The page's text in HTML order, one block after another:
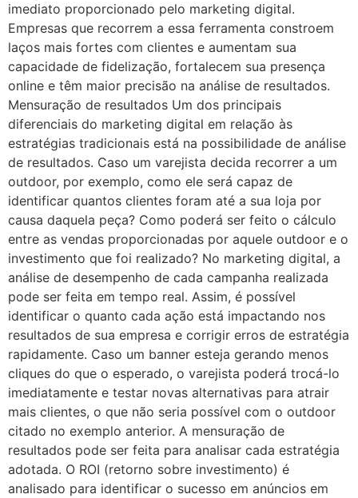
imediato proporcionado pelo marketing digital.
Empresas que recorrem a essa ferramenta constroem
laços mais fortes com clientes e aumentam sua
capacidade de fidelização, fortalecem sua presença
online e têm maior precisão na análise de resultados.
Mensuração de resultados Um dos principais
diferenciais do marketing digital em relação às
estratégias tradicionais está na possibilidade de análise
de resultados. Caso um varejista decida recorrer a um
outdoor, por exemplo, como ele será capaz de
identificar quantos clientes foram até a sua loja por
causa daquela peça? Como poderá ser feito o cálculo
entre as vendas proporcionadas por aquele outdoor e o
investimento que foi realizado? No marketing digital, a
análise de desempenho de cada campanha realizada
pode ser feita em tempo real. Assim, é possível
identificar o quanto cada ação está impactando nos
resultados de sua empresa e corrigir erros de estratégia
rapidamente. Caso um banner esteja gerando menos
cliques do que o esperado, o varejista poderá trocá-lo
imediatamente e testar novas alternativas para atrair
mais clientes, o que não seria possível com o outdoor
citado no exemplo anterior. A mensuração de
resultados pode ser feita para analisar cada estratégia
adotada. O ROI (retorno sobre investimento) é
analisado para identificar o sucesso em anúncios em